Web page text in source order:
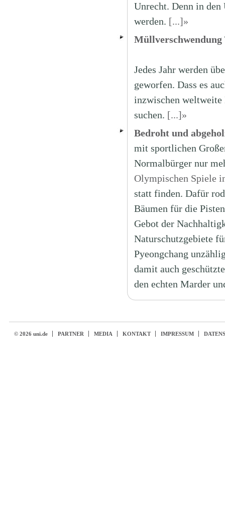
Unrecht. Denn in
werden. [...]»
Müllverschwendung
Jedes Jahr werden
geworfen. Dass es
inzwischen weltweite
suchen. [...]»
Bedroht und
mit sportlichen
Normalbürger nur
Olympischen Spiele
statt finden. Dafür
Bäumen für die
Gebot der
Naturschutzgebiete
Pyeongchang
damit auch
den echten Marder
© 2026 uni.de PARTNER MEDIA KONTAKT IMPRESSUM